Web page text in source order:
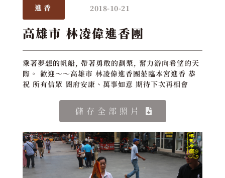
進香 2018-10-21
高雄市 林凌偉進香團
乘著夢想的帆船, 帶著勇敢的劃槳, 奮力游向希望的天
際。 歡迎～～高雄市 林凌偉進香團蒞臨本宮進香 恭
祝 所有信眾 閤府安康、萬事如意 期待下次再相會
儲存全部照片